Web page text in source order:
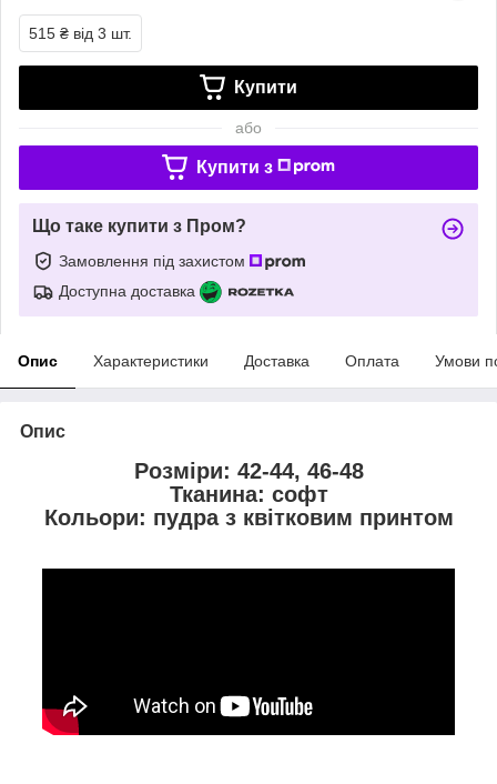
515 ₴ від 3 шт.
Купити
або
Купити з
Що таке купити з Пром?
Замовлення під захистом
Доступна доставка
Опис Характеристики Доставка Оплата Умови
Опис
Розміри: 42-44, 46-48
Тканина: софт
Кольори: пудра з квітковим принтом